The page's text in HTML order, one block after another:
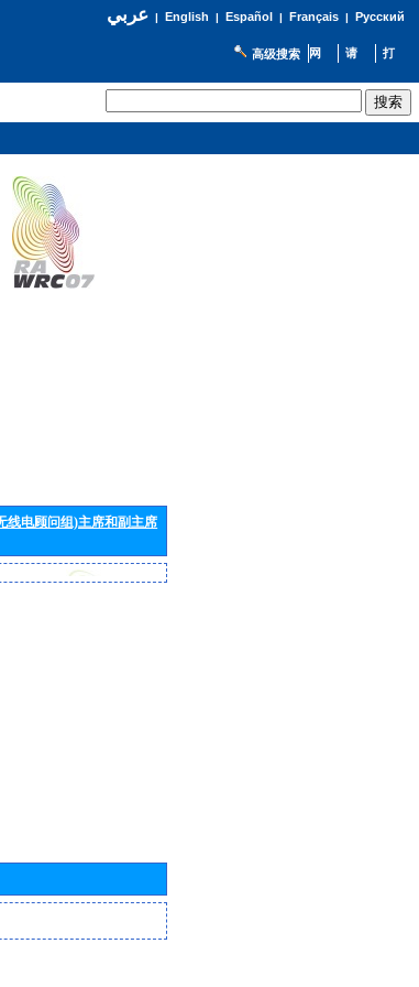
عربي| English | Español | Français| Русский
高级搜索
线电顾问组)主席和副主席